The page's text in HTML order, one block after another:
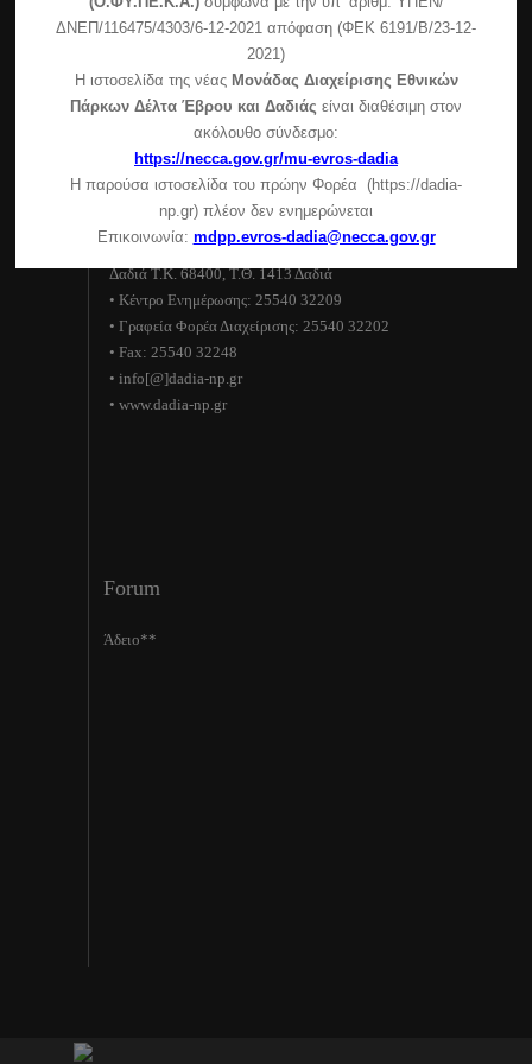
Πεσσάνης)
Συμμετοχή της μονάδας διαχείρισης στην εκδήλωση
του δήμου Σουφλίου
Ανακοίνωση για τη λειτουργία του Κέντρου
Ενημέρωσης – Κυριακές και αργίες
Στοιχεία επικοινωνίας
Εθνικό Πάρκο Δάσους Δαδιάς–Λευκίμης–Σουφλίου
Δαδιά Τ.Κ. 68400, Τ.Θ. 1413 Δαδιά
• Κέντρο Ενημέρωσης: 25540 32209
• Γραφεία Φορέα Διαχείρισης: 25540 32202
• Fax: 25540 32248
• info[@]dadia-np.gr
• www.dadia-np.gr
Forum
Άδειο**
ΔΝΕΠ/116475/4303/6-12-2021 απόφαση (ΦΕΚ 6191/Β/23-12-
2021)
Η ιστοσελίδα της νέας Μονάδας Διαχείρισης Εθνικών
Πάρκων Δέλτα Έβρου και Δαδιάς είναι διαθέσιμη στον
ακόλουθο σύνδεσμο:
https://necca.gov.gr/mu-evros-dadia
Η παρούσα ιστοσελίδα του πρώην Φορέα (https://dadia-
np.gr) πλέον δεν ενημερώνεται
Επικοινωνία: mdpp.evros-dadia@necca.gov.gr